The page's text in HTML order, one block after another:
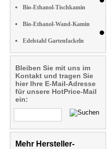
Bio-Ethanol-Tischkamin
Bio-Ethanol-Wand-Kamin
Edelstahl Gartenfackeln
Bleiben Sie mit uns im
Kontakt und tragen Sie
hier Ihre E-Mail-Adresse
für unsere HotPrice-Mail
ein:
Mehr Hersteller-